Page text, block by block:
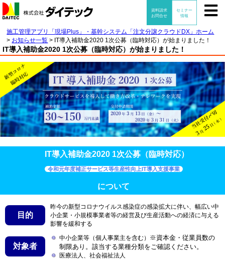
施工管理アプリ「現場Plus」・基幹システム「注文分譲クラウドDX」ホーム
> お知らせ一覧 > IT導入補助金2020 1次公募（臨時対応）が始まりました！
IT導入補助金2020 1次公募（臨時対応）が始まりました！
IT導入補助金2020 1次公募（臨時対応）
令和元年度補正サービス等生産性向上IT導入支援事業
について
目的
昨今の新型コロナウイルス感染症の感染拡大に伴い、幅広い中
小企業・小規模事業者等の経営及び生産活動への経済に与える
影響を緩和する
対象者
中小企業等（個人事業主を含む）
※資本金・従業員数の
制限あり。該当する業種分類をご確認ください。
医療法人、社会福祉法人